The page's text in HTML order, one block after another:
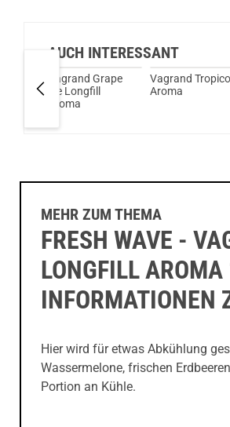
AUCH INTERESSANT
Vagrand Grape
Ice Longfill
Aroma
Vagrand Tropico
Aroma
MEHR ZUM THEMA
FRESH WAVE -
LONGFILL
INFORMATIONEN
Hier wird für etwas Abkühlung
Wassermelone, frischen
Portion an Kühle.